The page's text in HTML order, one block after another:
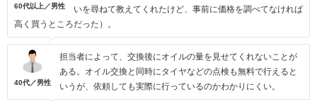
60代以上／男性
いを尋ねて教えてくれたけど、事前に価格を調べてなければ
高く買うところだった）。
40代／男性
担当者によって、交換後にオイルの量を見せてくれないことが
ある。オイル交換と同時にタイヤなどの点検も無料で行えると
いうが、依頼しても実際に行っているのかわかりにくい。